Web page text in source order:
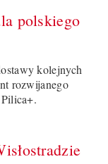
polskiego
kolejnych
rozwijanego